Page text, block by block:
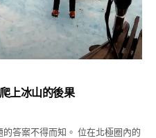
上冰山的後果
答案不得而知。 位在北極圈內的